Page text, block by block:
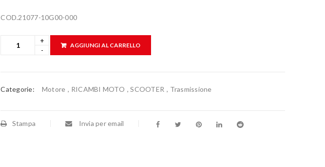
COD.21077-10G00-000
AGGIUNGI AL CARRELLO
Categorie: Motore , RICAMBI MOTO ,SCOOTER , Trasmissione
Stampa Invia per email